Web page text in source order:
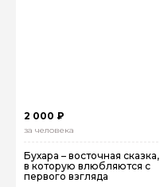
Россия
2 000 ₽
за человека
Бухара – восточная сказка,
в которую влюбляются с
первого взгляда